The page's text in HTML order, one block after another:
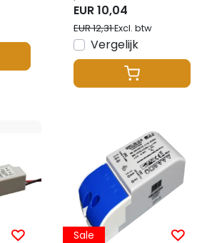
EUR 10,04
EUR 12,31Excl. btw
Vergelijk
Sale